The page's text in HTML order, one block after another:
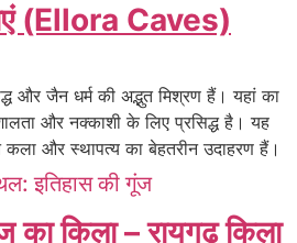
(Ellora Caves)
और जैन धर्म की अद्भुत मिश्रण हैं। यहां का
और नक्काशी के लिए प्रसिद्ध है। यह
कला और स्थापत्य का बेहतरीन उदाहरण हैं।
इतिहास की गूंज
का किला – रायगढ़ किला